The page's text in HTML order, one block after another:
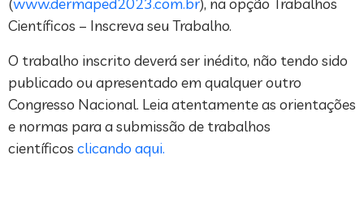
Científicos – Inscreva seu Trabalho.
O trabalho inscrito deverá ser inédito, não tendo sido
publicado ou apresentado em qualquer outro
Congresso Nacional. Leia atentamente as orientações
e normas para a submissão de trabalhos
científicos clicando aqui.